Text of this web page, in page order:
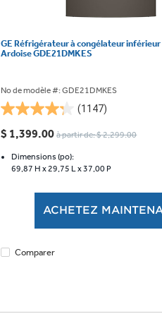
GE Réfrigérateur à congélateur inférieur
Ardoise GDE21DMKES
No de modèle #: GDE21DMKES
(1147)
4.3
étoile(s)
5.
1147
$ 1,399.00 à partir de: $ 2,299.00
Dimensions (po):
69,87 H x29,75 L x37,00 P
ACHETEZ
Comparer